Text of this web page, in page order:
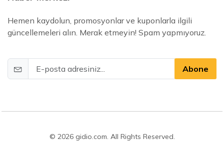
Hemen kaydolun, promosyonlar ve kuponlarla ilgili
güncellemeleri alın. Merak etmeyin! Spam yapmıyoruz.
Abone
© 2026 gidio.com. All Rights Reserved.